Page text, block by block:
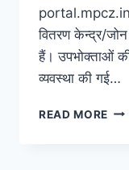
portal.mpcz.in
वितरण केन्द्र/
हैं। उपभोक्ताओं
व्यवस्था की गई…
READ MORE